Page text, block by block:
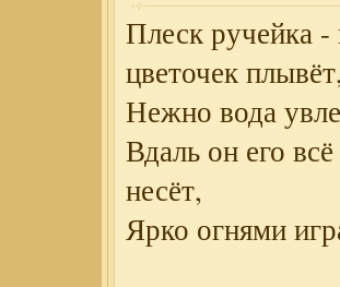
Плеск ручейка -
цветочек
Нежно вода
Вдаль он его
несёт,
Ярко огнями